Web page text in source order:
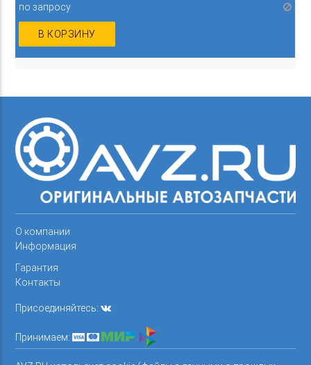
по запросу
В КОРЗИНУ
О компании
Информация
Гарантия
Контакты
Присоединяйтесь:
Принимаем: